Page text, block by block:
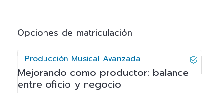
vKonnect
vKontact
vBox
vPages
Opciones de matriculación
Producción Musical Avanzada
Mejorando como productor: balance
entre oficio y negocio